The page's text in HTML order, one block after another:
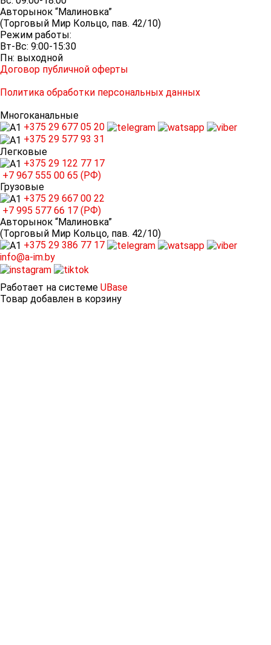
Авторынок “Малиновка”
(Торговый Мир Кольцо, пав. 42/10)
Режим работы:
Вт-Вс: 9:00-15:30
Пн: выходной
Договор публичной оферты
Политика обработки персональных данных
Многоканальные
+375 29 677 05 20
+375 29 577 93 31
Легковые
+375 29 122 77 17
+7 967 555 00 65 (РФ)
Грузовые
+375 29 667 00 22
+7 995 577 66 17 (РФ)
Авторынок “Малиновка”
(Торговый Мир Кольцо, пав. 42/10)
+375 29 386 77 17
info@a-im.by
Работает на системе UBase
Товар добавлен в корзину